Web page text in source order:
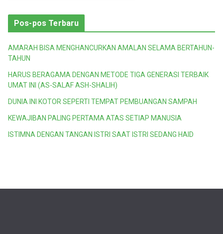
t
o
i
Pos-pos Terbaru
AMARAH BISA MENGHANCURKAN AMALAN SELAMA BERTAHUN-
TAHUN
HARUS BERAGAMA DENGAN METODE TIGA GENERASI TERBAIK
UMAT INI (AS-SALAF ASH-SHALIH)
DUNIA INI KOTOR SEPERTI TEMPAT PEMBUANGAN SAMPAH
KEWAJIBAN PALING PERTAMA ATAS SETIAP MANUSIA
ISTIMNA DENGAN TANGAN ISTRI SAAT ISTRI SEDANG HAID